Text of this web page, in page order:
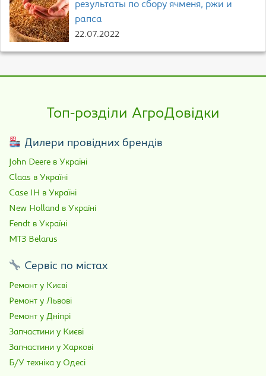
результаты по сбору ячменя, ржи и
рапса
22.07.2022
Топ-розділи АгроДовідки
Дилери провідних брендів
John Deere в Україні
Claas в Україні
Case IH в Україні
New Holland в Україні
Fendt в Україні
МТЗ Belarus
Сервіс по містах
Ремонт у Києві
Ремонт у Львові
Ремонт у Дніпрі
Запчастини у Києві
Запчастини у Харкові
Б/У техніка у Одесі